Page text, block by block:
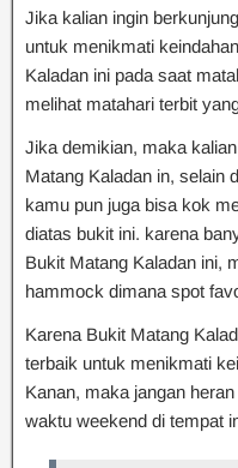
Jika kalian ingin
untuk menikmati
Kaladan ini pada saat
melihat matahari terbit
Jika demikian, maka
Matang Kaladan in, selain
kamu pun juga bisa kok
diatas bukit ini. karena
Bukit Matang Kaladan ini,
hammock dimana spot
Karena Bukit Matang
terbaik untuk menikmati
Kanan, maka jangan
waktu weekend di tempat